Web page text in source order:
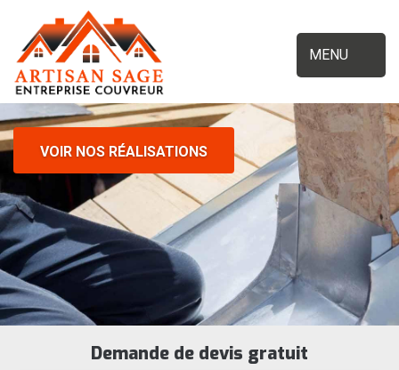
MENU
VOIR NOS RÉALISATIONS
Demande de devis gratuit